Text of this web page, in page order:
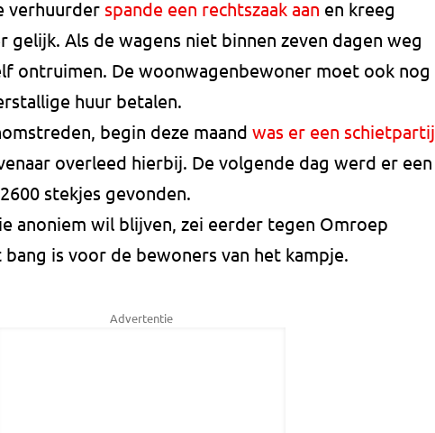
verhuurder spande een rechtszaak aan en kreeg
gelijk. Als de wagens niet binnen zeven dagen weg
ontruimen. De woonwagenbewoner moet ook nog
huur betalen.
begin deze maand was er een schietpartij
overleed hierbij. De volgende dag werd er een
stekjes gevonden.
anoniem wil blijven, zei eerder tegen Omroep
is voor de bewoners van het kampje.
Advertentie